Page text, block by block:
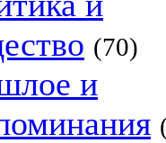
(70)
и